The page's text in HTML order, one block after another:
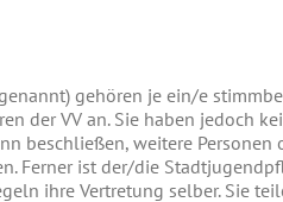
gehören je ein/e
der VV an. Sie haben jedoch
beschließen, weitere
Ferner ist der/die
ihre Vertretung selber. Sie